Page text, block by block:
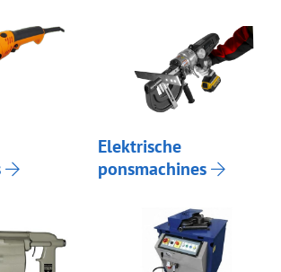
Elektrische
ponsmachines